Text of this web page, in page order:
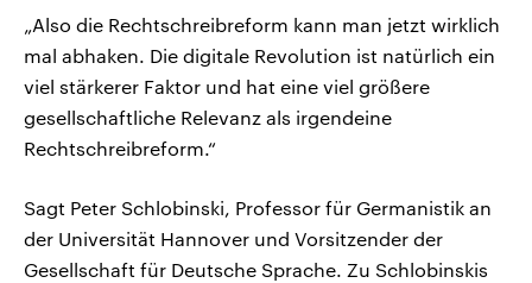
„Also die Rechtschreibreform kann man jetzt wirklich
mal abhaken. Die digitale Revolution ist natürlich ein
viel stärkerer Faktor und hat eine viel größere
gesellschaftliche Relevanz als irgendeine
Rechtschreibreform.“
Sagt Peter Schlobinski, Professor für Germanistik an
der Universität Hannover und Vorsitzender der
Gesellschaft für Deutsche Sprache. Zu Schlobinskis